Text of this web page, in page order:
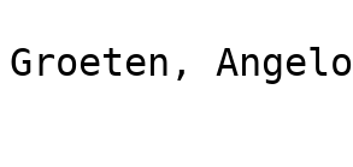
Groeten, Angelo